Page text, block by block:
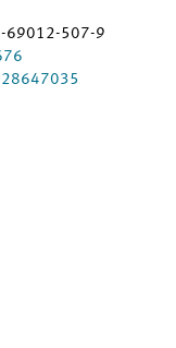
69012-507-9